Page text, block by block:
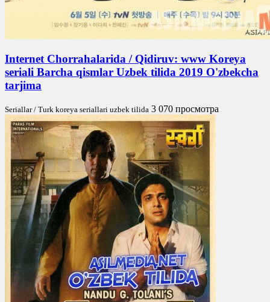
Internet Chorrahalarida / Qidiruv: www Koreya
seriali Barcha qismlar Uzbek tilida 2019 O'zbekcha
tarjima
Seriallar / Turk koreya seriallari uzbek tilida 3 070 просмотра